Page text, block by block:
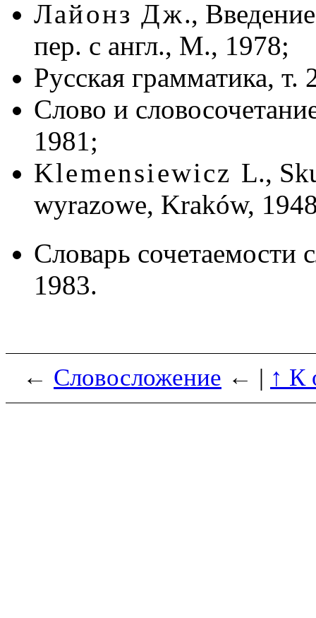
Лайонз Дж.,
пер. с англ., М., 1978;
Русская грамматика,
Слово и
1981;
Klemensiewicz L.,
wyrazowe, Kraków,
Словарь сочетаемости
1983.
← Словосложение ← | ↑ К